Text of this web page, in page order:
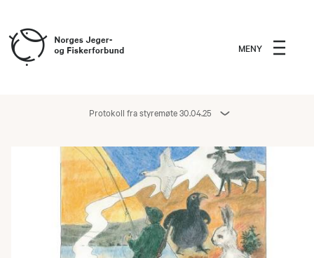
MENY
Protokoll fra styremøte 30.04.25